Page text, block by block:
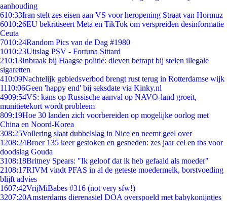
aanhouding
610:33Iran stelt zes eisen aan VS voor heropening Straat van Hormuz
6010:26EU bekritiseert Meta en TikTok om verspreiden desinformatie
Ceuta
7010:24Random Pics van de Dag #1980
1010:23Uitslag PSV - Fortuna Sittard
210:13Inbraak bij Haagse politie: dieven betrapt bij stelen illegale
sigaretten
410:09Nachtelijk gebiedsverbod brengt rust terug in Rotterdamse wijk
1110:06Geen 'happy end' bij seksdate via Kinky.nl
4909:54VS: kans op Russische aanval op NAVO-land groeit,
munitietekort wordt probleem
809:19Hoe 30 landen zich voorbereiden op mogelijke oorlog met
China en Noord-Korea
308:25Vollering slaat dubbelslag in Nice en neemt geel over
1208:24Broer 135 keer gestoken en gesneden: zes jaar cel en tbs voor
doodslag Gouda
3108:18Britney Spears: "Ik geloof dat ik heb gefaald als moeder"
2108:17RIVM vindt PFAS in al de geteste moedermelk, borstvoeding
blijft advies
1607:42VrijMiBabes #316 (not very sfw!)
3207:20Amsterdams dierenasiel DOA overspoeld met babykonijntjes